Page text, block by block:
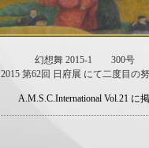
幻想舞 2015-1 300号
2015 第62回 日府展 にて二度目の
A.M.S.C.International Vol.21 に